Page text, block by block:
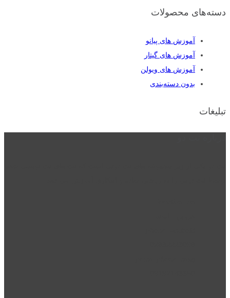
دسته‌های محصولات
آموزش های پیانو
آموزش های گیتار
آموزش های ویولن
بدون دسته‌بندی
تبلیغات